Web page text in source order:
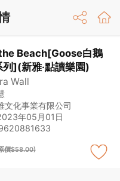
Beach[Goose白鵝
](新雅‧點讀樂園)
Wall
文化事業有限公司
年05月01日
價$58.00)